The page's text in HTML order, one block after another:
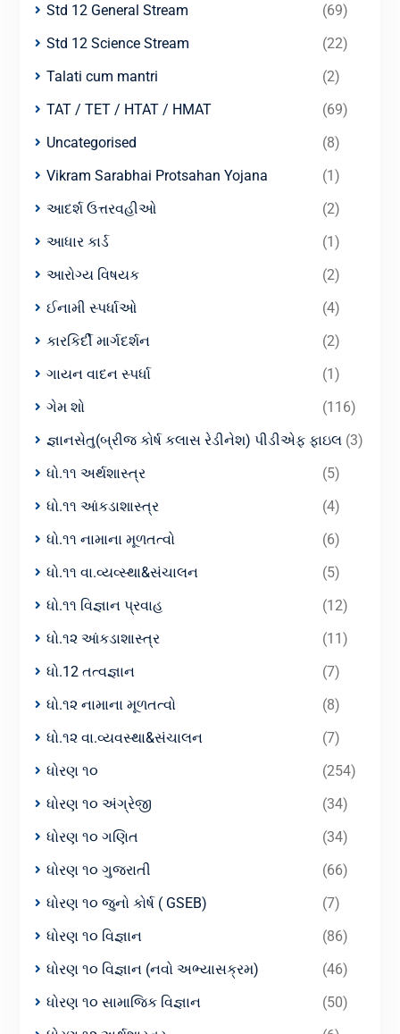
Std 12 General Stream
(69)
Std 12 Science Stream
(22)
Talati cum mantri
(2)
TAT / TET / HTAT / HMAT
(69)
Uncategorised
(8)
Vikram Sarabhai Protsahan Yojana
(1)
આદર્શ ઉત્તરવહીઓ
(2)
આધાર કાર્ડ
(1)
આરોગ્ય વિષયક
(2)
ઈનામી સ્પર્ધાઓ
(4)
કારકિર્દી માર્ગદર્શન
(2)
ગાયન વાદન સ્પર્ધા
(1)
ગેમ શો
(116)
જ્ઞાનસેતુ(બ્રીજ કોર્ષ કલાસ રેડીનેશ) પીડીએફ ફાઇલ(3)
ધો.૧૧ અર્થશાસ્ત્ર
(5)
ધો.૧૧ આંકડાશાસ્ત્ર
(4)
ધો.૧૧ નામાના મૂળતત્વો
(6)
ધો.૧૧ વા.વ્યવ્સ્થા&સંચાલન
(5)
ધો.૧૧ વિજ્ઞાન પ્રવાહ
(12)
ધો.૧૨ આંકડાશાસ્ત્ર
(11)
ધો.12 તત્વજ્ઞાન
(7)
ધો.૧૨ નામાના મૂળતત્વો
(8)
ધો.૧૨ વા.વ્યવસ્થા&સંચાલન
(7)
ધોરણ ૧૦
(254)
ધોરણ ૧૦ અંગ્રેજી
(34)
ધોરણ ૧૦ ગણિત
(34)
ધોરણ ૧૦ ગુજરાતી
(66)
ધોરણ ૧૦ જુનો કોર્ષ ( GSEB)
(7)
ધોરણ ૧૦ વિજ્ઞાન
(86)
ધોરણ ૧૦ વિજ્ઞાન (નવો અભ્યાસક્રમ)
(46)
ધોરણ ૧૦ સામાજિક વિજ્ઞાન
(50)